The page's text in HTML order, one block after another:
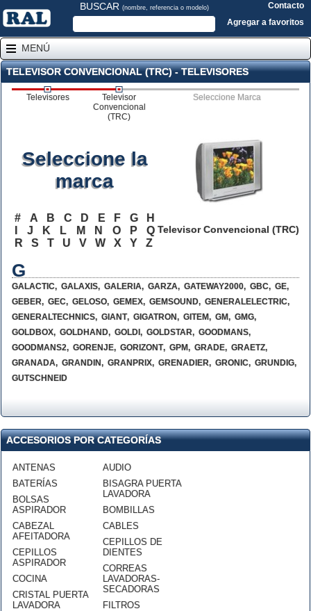
BUSCAR (nombre, referencia o modelo)
Contacto
Agregar a favoritos
MENÚ
TELEVISOR CONVENCIONAL (TRC) - TELEVISORES
Televisores
Televisor
Convencional
(TRC)
Seleccione Marca
Televisor Convencional (TRC)
Seleccione la
marca
# A B C D E F G
H
J K L M N O P
Q
R
S T U V W X Y Z
G
GALACTIC, GALAXIS, GALERIA, GARZA, GATEWAY2000, GBC, GE,
GEBER, GEC, GELOSO, GEMEX, GEMSOUND, GENERALELECTRIC,
GENERALTECHNICS, GIANT, GIGATRON, GITEM, GM, GMG,
GOLDBOX, GOLDHAND, GOLDI , GOLDSTAR, GOODMANS,
GOODMANS2, GORENJE, GORIZONT, GPM, GRADE, GRAETZ,
GRANADA, GRANDIN, GRANPRIX, GRENADIER, GRONIC, GRUNDIG,
GUTSCHNEID
ACCESORIOS POR CATEGORÍAS
ANTENAS
BATERÍAS
BOLSAS
ASPIRADOR
CABEZAL
AFEITADORA
CEPILLOS
ASPIRADOR
COCINA
CRISTAL PUERTA
LAVADORA
AUDIO
BISAGRA PUERTA
LAVADORA
BOMBILLAS
CABLES
CEPILLOS DE
DIENTES
CORREAS
LAVADORAS-
SECADORAS
FILTROS